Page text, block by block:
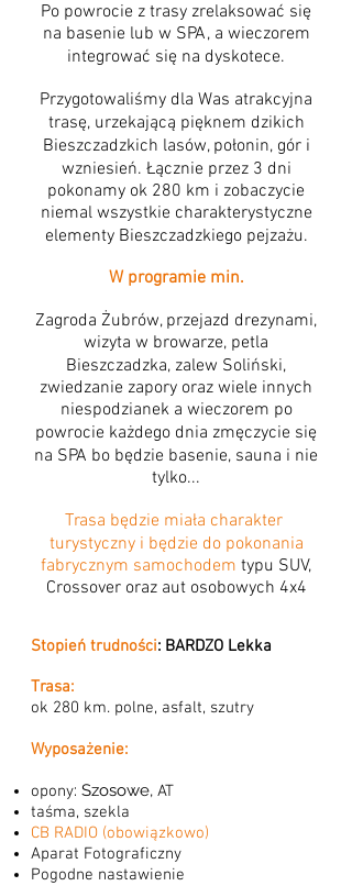
Po powrocie z trasy zrelaksować się
na basenie lub w SPA, a wieczorem
integrować się na dyskotece.
Przygotowaliśmy dla Was atrakcyjna
trasę, urzekającą pięknem dzikich
Bieszczadzkich lasów, połonin, gór i
wzniesień. Łącznie przez 3 dni
pokonamy ok 280 km i zobaczycie
niemal wszystkie charakterystyczne
elementy Bieszczadzkiego pejzażu.
W programie min.
Zagroda Żubrów, przejazd drezynami,
wizyta w browarze, petla
Bieszczadzka, zalew Soliński,
zwiedzanie zapory oraz wiele innych
niespodzianek a wieczorem po
powrocie każdego dnia zmęczycie się
na SPA bo będzie basenie, sauna i nie
tylko...
Trasa będzie miała charakter
turystyczny i będzie do pokonania
fabrycznym samochodem typu SUV,
Crossover oraz aut osobowych 4x4
Stopień trudności: BARDZO Lekka
Trasa:
ok 280 km. polne, asfalt, szutry
Wyposażenie:
opony: Szosowe, AT
taśma, szekla
CB RADIO (obowiązkowo)
Aparat Fotograficzny
Pogodne nastawienie